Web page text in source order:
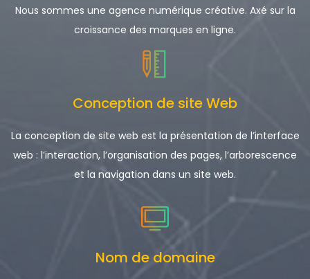
Nous sommes une agence numérique créative. Axé sur la
croissance des marques en ligne.
Conception de site Web
La conception de site web est la présentation de l’interface
web : l’interaction, l’organisation des pages, l’arborescence
et la navigation dans un site web.
Nom de domaine